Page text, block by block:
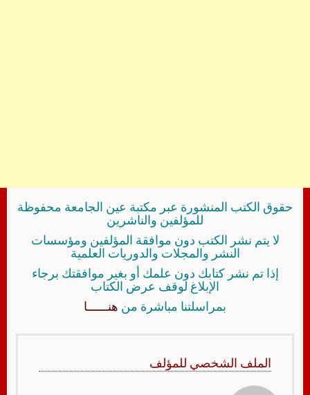
حقوق الكتب المنشورة عبر مكتبة عين الجامعة محفوظة
للمؤلفين والناشرين
لا يتم نشر الكتب دون موافقة المؤلفين ومؤسسات
النشر والمجلات والدوريات العلمية
إذا تم نشر كتابك دون علمك أو بغير موافقتك برجاء
الإبلاغ لوقف عرض الكتاب
بمراسلتنا مباشرة من هنــــــا
الملف الشخصي للمؤلف